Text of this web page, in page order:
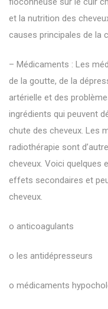
et la nutrition des
causes principales de la
– Médicaments : Les
de la goutte, de la
artérielle et des
ingrédients qui peuvent
chute des cheveux. Les
radiothérapie sont
cheveux. Voici quelques
effets secondaires et
cheveux.
o anticoagulants
o les antidépresseurs
o médicaments